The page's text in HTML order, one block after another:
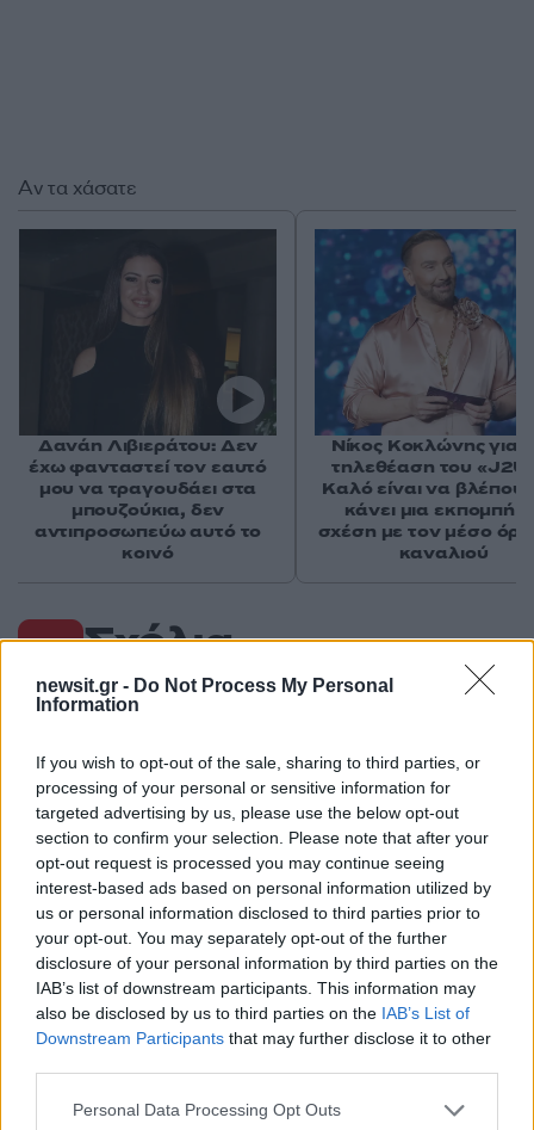
newsit.gr - Do Not Process My Personal
Information
If you wish to opt-out of the sale, sharing to third parties, or
processing of your personal or sensitive information for
targeted advertising by us, please use the below opt-out
section to confirm your selection. Please note that after your
opt-out request is processed you may continue seeing
interest-based ads based on personal information utilized by
us or personal information disclosed to third parties prior to
your opt-out. You may separately opt-out of the further
disclosure of your personal information by third parties on the
IAB’s list of downstream participants. This information may
also be disclosed by us to third parties on the IAB’s List of
Downstream Participants that may further disclose it to other
Please note that this website/app uses one or more Google
Personal Data Processing Opt Outs
Σχόλια
Σχολίασε εδώ
50 /50
2000 /2000
Υποβολή σχολίου
Πολιτική Απορρήτου&Όροι Χρήσηςτης Google.
Αν τα χάσατε
Δανάη Λιβιεράτου: Δεν
έχω φανταστεί τον εαυτό
μου να τραγουδάει στα
μπουζούκια, δεν
αντιπροσωπεύω αυτό το
κοινό
Νίκος Κοκλώνης για
τηλεθέαση του
Καλό είναι να
κάνει μια εκπομπή
σχέση με τον μέσο
καναλιού